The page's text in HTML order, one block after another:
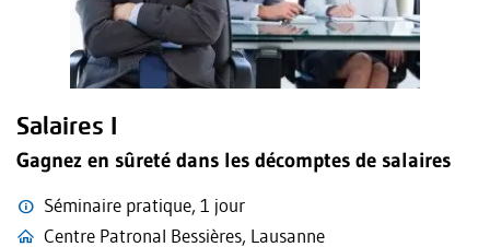
Salaires I
Gagnez en sûreté dans les décomptes de salaires
Séminaire pratique, 1 jour
Centre Patronal Bessières, Lausanne